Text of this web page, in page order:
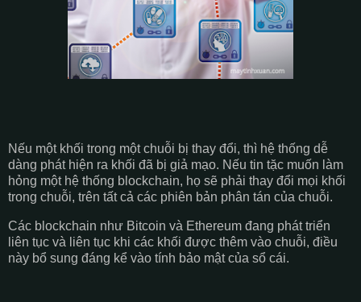
Nếu một khối trong một chuỗi bị thay đổi, thì hệ thống dễ
dàng phát hiện ra khối đã bị giả mạo. Nếu tin tặc muốn làm
hỏng một hệ thống blockchain, họ sẽ phải thay đổi mọi khối
trong chuỗi, trên tất cả các phiên bản phân tán của chuỗi.
Các blockchain như Bitcoin và Ethereum đang phát triển
liên tục và liên tục khi các khối được thêm vào chuỗi, điều
này bổ sung đáng kể vào tính bảo mật của sổ cái.